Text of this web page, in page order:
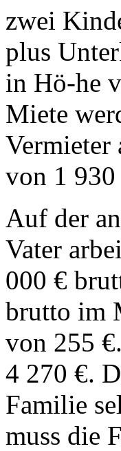
zwei
plus
in Hö-he
Miete
Vermieter
von 1 930
Auf der
Vater
000 €
brutto im
von 255
4 270 €.
Familie
muss die